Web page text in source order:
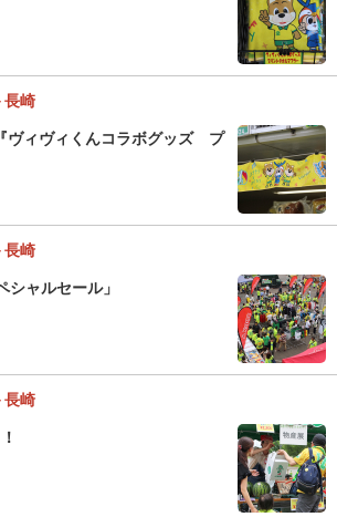
崎
ヴィヴィくんコラボグッズ プ
崎
ャルセール」
崎